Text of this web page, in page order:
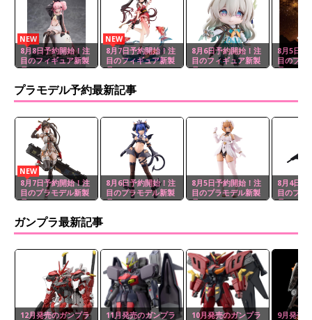
8月8日予約開始！注
目のフィギュア新製
品
NEW
8月7日予約開始！注
目のフィギュア新製
品
NEW
8月6日予約開始！注
目のフィギュア新製
品
8月5日予
目のフィ
品
プラモデル予約最新記事
8月7日予約開始！注
目のプラモデル新製
品
NEW
8月6日予約開始！注
目のプラモデル新製
品
8月5日予約開始！注
目のプラモデル新製
品
8月4日予
目のプラ
品
ガンプラ最新記事
12月発売のガンプラ
11月発売のガンプラ
10月発売のガンプラ
9月発売